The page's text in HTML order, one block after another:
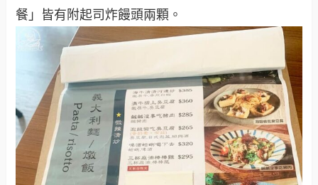
餐」皆有附起司炸饅頭兩顆。